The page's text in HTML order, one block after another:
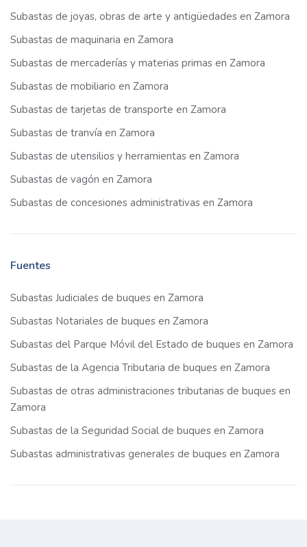
Subastas de joyas, obras de arte y antigüedades en Zamora
Subastas de maquinaria en Zamora
Subastas de mercaderías y materias primas en Zamora
Subastas de mobiliario en Zamora
Subastas de tarjetas de transporte en Zamora
Subastas de tranvía en Zamora
Subastas de utensilios y herramientas en Zamora
Subastas de vagón en Zamora
Subastas de concesiones administrativas en Zamora
Fuentes
Subastas Judiciales de buques en Zamora
Subastas Notariales de buques en Zamora
Subastas del Parque Móvil del Estado de buques en Zamora
Subastas de la Agencia Tributaria de buques en Zamora
Subastas de otras administraciones tributarias de buques en
Zamora
Subastas de la Seguridad Social de buques en Zamora
Subastas administrativas generales de buques en Zamora